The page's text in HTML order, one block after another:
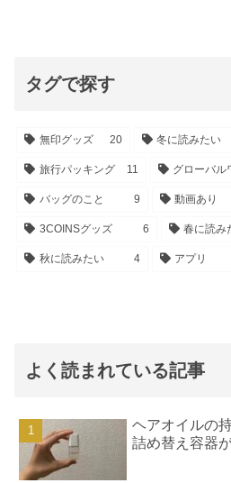
タグで探す
無印グッズ 20 冬に読みたい
旅行パッキング 11 グローバル
バッグのこと 9 動画あり
3COINSグッズ 6 春に読み
秋に読みたい 4 アプリ
よく読まれている記事
ヘアオイルの
詰め替え容器